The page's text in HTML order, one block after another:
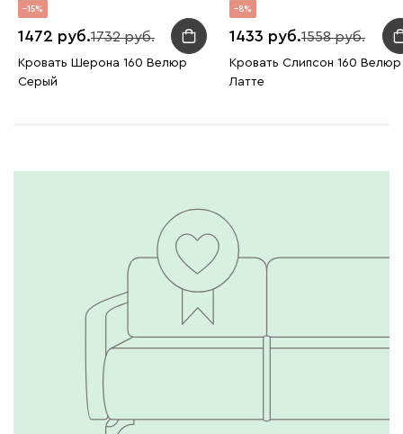
15
1472 1732
Кровать Шерона 160 Велюр
Серый
8
1433 1558
Кровать Слипсон 160 Велюр
Латте